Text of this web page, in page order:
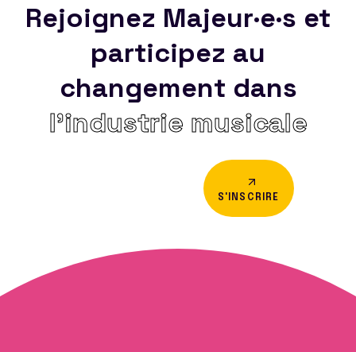
Rejoignez Majeur·e·s et
participez au
changement dans
l’industrie musicale
S'INSCRIRE